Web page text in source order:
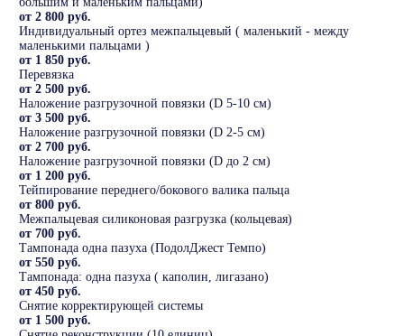
от 2 800 руб.
Индивидуальный ортез межпальцевый ( маленький - между
маленькими пальцами )
от 1 850 руб.
Перевязка
от 2 500 руб.
Наложение разгрузочной повязки (D 5-10 см)
от 3 500 руб.
Наложение разгрузочной повязки (D 2-5 см)
от 2 700 руб.
Наложение разгрузочной повязки (D до 2 см)
от 1 200 руб.
Тейпирование переднего/бокового валика пальца
от 800 руб.
Межпальцевая силиконовая разгрузка (кольцевая)
от 700 руб.
Тампонада одна пазуха (ПодолДжест Темпо)
от 550 руб.
Тампонада: одна пазуха ( каполин, лигазано)
от 450 руб.
Снятие корректирующей системы
от 1 500 руб.